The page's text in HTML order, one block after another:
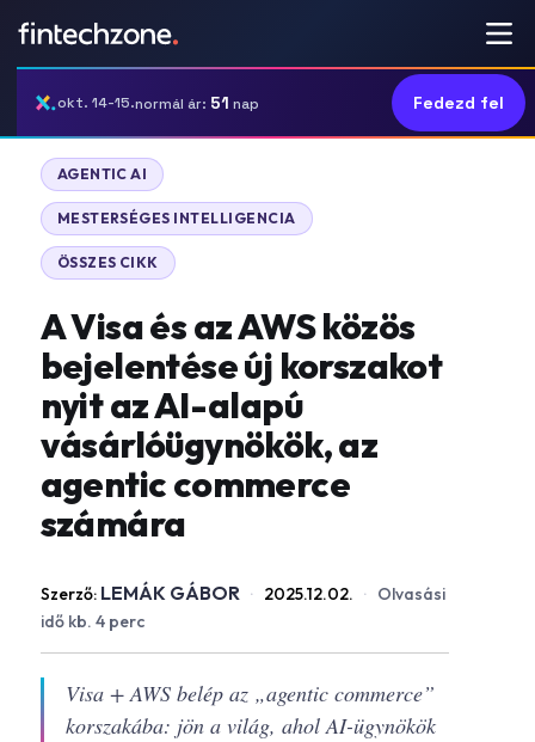
okt. 14-15.normál ár: 51 nap Fedezd fel
AGENTIC AI
MESTERSÉGES INTELLIGENCIA
ÖSSZES CIKK
A Visa és az AWS közös
bejelentése új korszakot
nyit az AI-alapú
vásárlóügynökök, az
agentic commerce
számára
Szerző: LEMÁK GÁBOR · 2025.12.02. · Olvasási
idő kb. 4 perc
Visa + AWS belép az „agentic commerce”
korszakába: jön a világ, ahol AI-ügynökök